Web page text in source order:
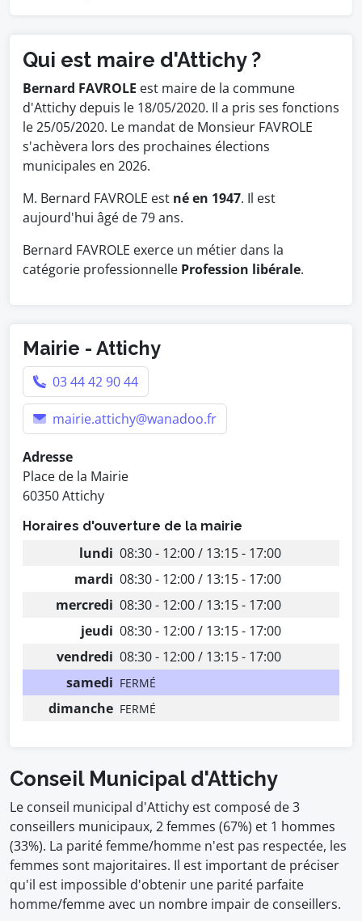
Qui est maire d'Attichy ?
Bernard FAVROLE est maire de la commune
d'Attichy depuis le 18/05/2020. Il a pris ses fonctions
le 25/05/2020. Le mandat de Monsieur FAVROLE
s'achèvera lors des prochaines élections
municipales en 2026.
M. Bernard FAVROLE est né en 1947. Il est
aujourd'hui âgé de 79 ans.
Bernard FAVROLE exerce un métier dans la
catégorie professionnelle Profession libérale.
Mairie - Attichy
03 44 42 90 44
mairie.attichy@wanadoo.fr
Adresse
Place de la Mairie
60350 Attichy
Horaires d'ouverture de la mairie
lundi 08:30 - 12:00 / 13:15 - 17:00
mardi 08:30 - 12:00 / 13:15 - 17:00
mercredi 08:30 - 12:00 / 13:15 - 17:00
jeudi 08:30 - 12:00 / 13:15 - 17:00
vendredi 08:30 - 12:00 / 13:15 - 17:00
samedi FERMÉ
dimanche FERMÉ
Conseil Municipal d'Attichy
Le conseil municipal d'Attichy est composé de 3
conseillers municipaux, 2 femmes (67%) et 1 hommes
(33%). La parité femme/homme n'est pas respectée, les
femmes sont majoritaires. Il est important de préciser
qu'il est impossible d'obtenir une parité parfaite
homme/femme avec un nombre impair de conseillers.